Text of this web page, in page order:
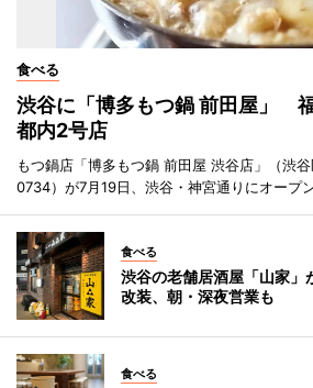
食べる
渋谷に「博多もつ鍋 前田屋」
都内2号店
もつ鍋店「博多もつ鍋 前田屋 渋谷店」（渋
0734）が7月19日、渋谷・神宮通りにオープン
食べる
渋谷の老舗居酒屋「山家
改装、朝・深夜営業も
食べる